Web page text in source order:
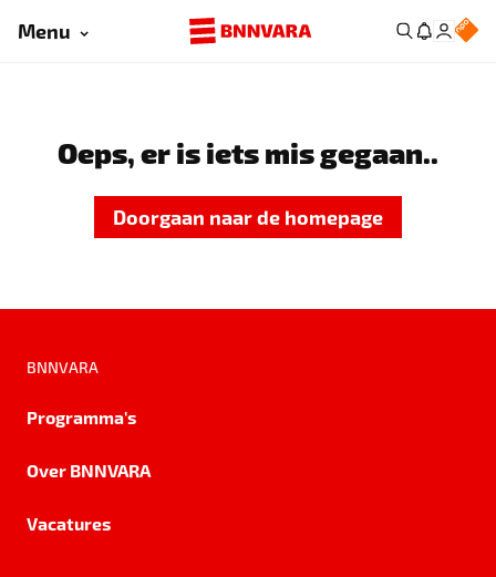
Menu
Oeps, er is iets mis gegaan..
Doorgaan naar de homepage
BNNVARA
Programma's
Over BNNVARA
Vacatures